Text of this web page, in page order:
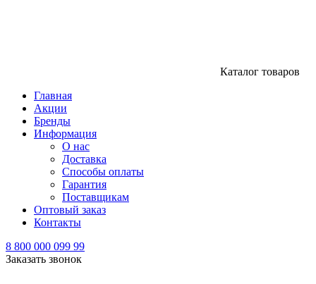
Каталог товаров
Главная
Акции
Бренды
Информация
О нас
Доставка
Способы оплаты
Гарантия
Поставщикам
Оптовый заказ
Контакты
8 800 000 099 99
Заказать звонок